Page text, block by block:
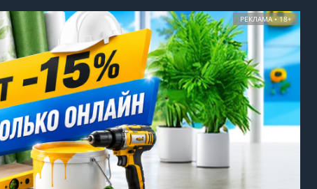
РЕКЛАМА • 18+